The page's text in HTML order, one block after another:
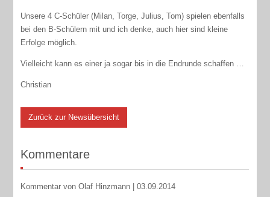
Unsere 4 C-Schüler (Milan, Torge, Julius, Tom) spielen ebenfalls
bei den B-Schülern mit und ich denke, auch hier sind kleine
Erfolge möglich.
Vielleicht kann es einer ja sogar bis in die Endrunde schaffen …
Christian
Zurück zur Newsübersicht
Kommentare
Kommentar von Olaf Hinzmann |03.09.2014